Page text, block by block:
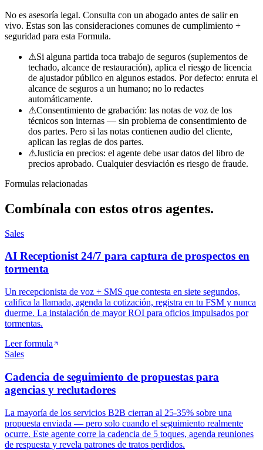
No es asesoría legal. Consulta con un abogado antes de salir en
vivo. Estas son las consideraciones comunes de cumplimiento +
seguridad para esta Formula.
⚠Si alguna partida toca trabajo de seguros (suplementos de
techado, alcance de restauración), aplica el riesgo de licencia
de ajustador público en algunos estados. Por defecto: enruta el
alcance de seguros a un humano; no lo redactes
automáticamente.
⚠Consentimiento de grabación: las notas de voz de los
técnicos son internas — sin problema de consentimiento de
dos partes. Pero si las notas contienen audio del cliente,
aplican las reglas de dos partes.
⚠Justicia en precios: el agente debe usar datos del libro de
precios aprobado. Cualquier desviación es riesgo de fraude.
Formulas relacionadas
Combínala con estos otros agentes.
Sales
AI Receptionist 24/7 para captura de prospectos en
tormenta
Un recepcionista de voz + SMS que contesta en siete segundos,
califica la llamada, agenda la cotización, registra en tu FSM y nunca
duerme. La instalación de mayor ROI para oficios impulsados por
tormentas.
Leer formula
Sales
Cadencia de seguimiento de propuestas para
agencias y reclutadores
La mayoría de los servicios B2B cierran al 25-35% sobre una
propuesta enviada — pero solo cuando el seguimiento realmente
ocurre. Este agente corre la cadencia de 5 toques, agenda reuniones
de respuesta y revela patrones de tratos perdidos.